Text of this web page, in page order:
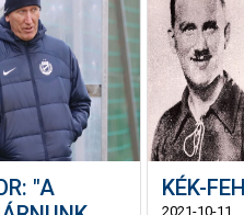
"A
KÉK-
2021-10-11